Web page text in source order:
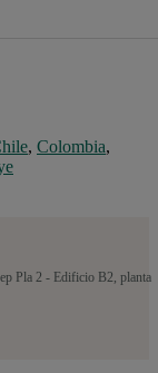
, Colombia,
Pla 2 - Edificio B2, planta